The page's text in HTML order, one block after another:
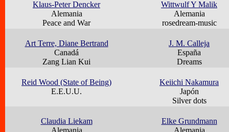
Klaus-Peter Dencker
Alemania
Peace and War
Wittwulf Y Malik
Alemania
rosedream-music
Art Terre, Diane Bertrand
Canadá
Zang Lian Kui
J. M. Calleja
España
Dreams
Reid Wood (State of Being)
E.E.U.U.
Keiichi Nakamura
Japón
Silver dots
Claudia Liekam
Elke Grundmann